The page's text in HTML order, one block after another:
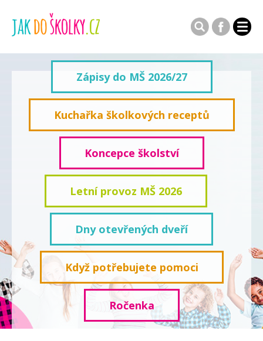
Zápisy do MŠ 2026/27
Kuchařka školkových receptů
Koncepce školství
Letní provoz MŠ 2026
Dny otevřených dveří
Když potřebujete pomoci
Ročenka